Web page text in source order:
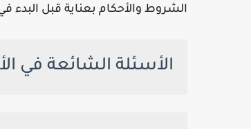
الشروط والأحكام بعناية قبل البدء
الأسئلة الشائعة في